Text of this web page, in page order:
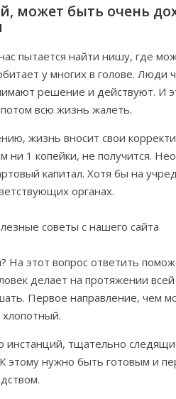
может быть очень
пытается найти нишу, где
у многих в голове. Люди
решение и действуют. И
всю жизнь жалеть.
жизнь вносит свои
ни 1 копейки, не получится.
капитал. Хотя бы на
органах.
На этот вопрос ответить
делает на протяжении
Первое направление, чем
инстанций, тщательно
этому нужно быть готовым и